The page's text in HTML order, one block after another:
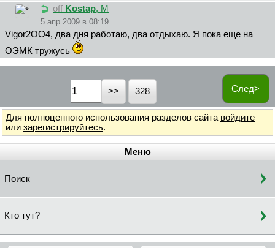
off Kostap, М
5 апр 2009 в 08:19
Vigor2OO4, два дня работаю, два отдыхаю. Я пока еще на
ОЭМК тружусь
След>
328
Для полноценного использования разделов сайта войдите
или зарегистрируйтесь.
Меню
Поиск
Кто тут?